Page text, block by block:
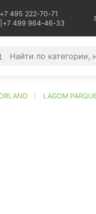
+7 495 222-70-71
+7 499 964-46-33
LAGOM